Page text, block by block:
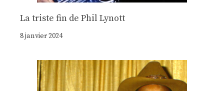
La triste fin de Phil Lynott
8 janvier 2024